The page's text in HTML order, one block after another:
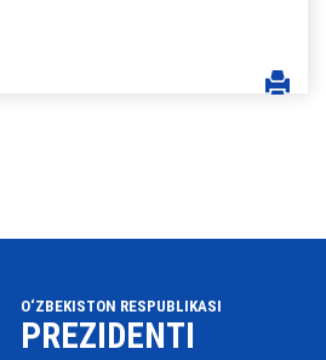
O‘ZBEKISTON RESPUBLIKASI
PREZIDENTI